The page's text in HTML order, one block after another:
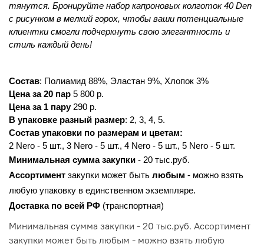
тянутся. Бронируйте набор капроновых колготок 40 Den
с рисунком в мелкий горох, чтобы ваши потенциальные
клиентки смогли подчеркнуть свою элегантность и
стиль каждый день!
Состав: Полиамид 88%, Эластан 9%, Хлопок 3%
Цена за 20 пар 5 800 р.
Цена за 1 пару 290 р.
В упаковке разный размер: 2, 3, 4, 5.
Состав упаковки по размерам и цветам:
2 Nero - 5 шт., 3 Nero - 5 шт., 4 Nero - 5 шт., 5 Nero - 5 шт.
Минимальная сумма закупки - 20 тыс.руб.
Ассортимент закупки может быть любым - можно взять
любую упаковку в единственном экземпляре.
Доставка по всей РФ (транспортная)
Минимальная сумма закупки - 20 тыс.руб. Ассортимент
закупки может быть любым - можно взять любую